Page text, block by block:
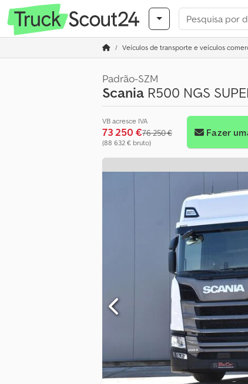
Veículos de transporte e veículos
Padrão-SZM
Scania R500 NGS
VB acresce IVA
73 250 €76 250 €
(88 632 € bruto)
Fazer